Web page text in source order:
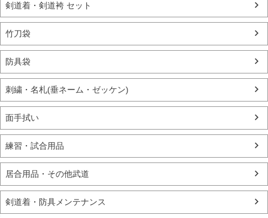
剣道着・剣道袴 セット
竹刀袋
防具袋
刺繍・名札(垂ネーム・ゼッケン)
面手拭い
練習・試合用品
居合用品・その他武道
剣道着・防具メンテナンス